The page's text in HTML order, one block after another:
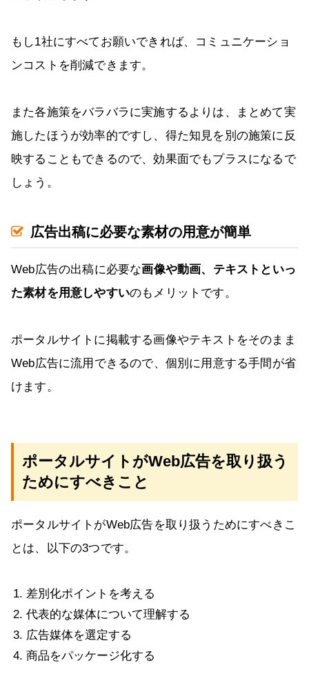
もし1社にすべてお願いできれば、コミュニケーショ
ンコストを削減できます。
また各施策をバラバラに実施するよりは、まとめて実
施したほうが効率的ですし、得た知見を別の施策に反
映することもできるので、効果面でもプラスになるで
しょう。
広告出稿に必要な素材の用意が簡単
Web広告の出稿に必要な画像や動画、テキストといっ
た素材を用意しやすいのもメリットです。
ポータルサイトに掲載する画像やテキストをそのまま
Web広告に流用できるので、個別に用意する手間が省
けます。
ポータルサイトがWeb広告を取り扱う
ためにすべきこと
ポータルサイトがWeb広告を取り扱うためにすべきこ
とは、以下の3つです。
差別化ポイントを考える
代表的な媒体について理解する
広告媒体を選定する
商品をパッケージ化する